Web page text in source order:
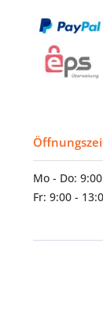
Mo - Do:
Fr: 9:00 -